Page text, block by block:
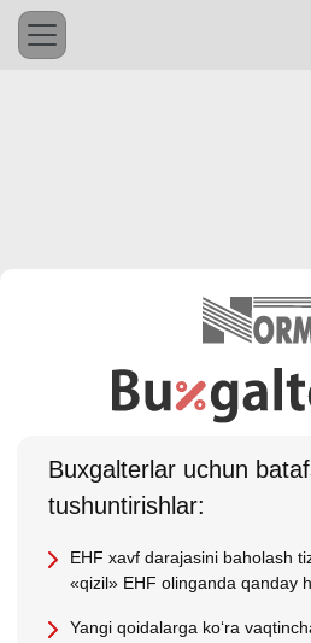
Buхgalterlar uchun
tushuntirishlar:
EHF хavf darajasini baholash
«qizil» EHF olinganda qanday
Yangi qoidalarga koʻra